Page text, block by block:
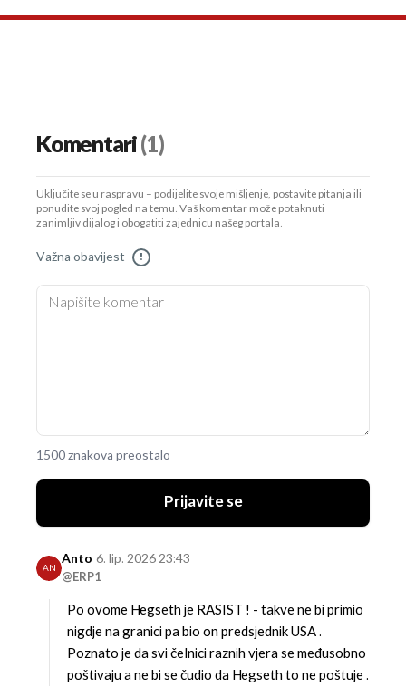
Komentari(1)
Uključite se u raspravu – podijelite svoje mišljenje, postavite pitanja ili
ponudite svoj pogled na temu. Vaš komentar može potaknuti
zanimljiv dijalog i obogatiti zajednicu našeg portala.
Važna obavijest !
1500 znakova preostalo
Prijavite se
AN
Anto
@ERP1
6. lip. 2026 23:43
Po ovome Hegseth je RASIST ! - takve ne bi primio
nigdje na granici pa bio on predsjednik USA .
Poznato je da svi čelnici raznih vjera se međusobno
poštivaju a ne bi se čudio da Hegseth to ne poštuje .